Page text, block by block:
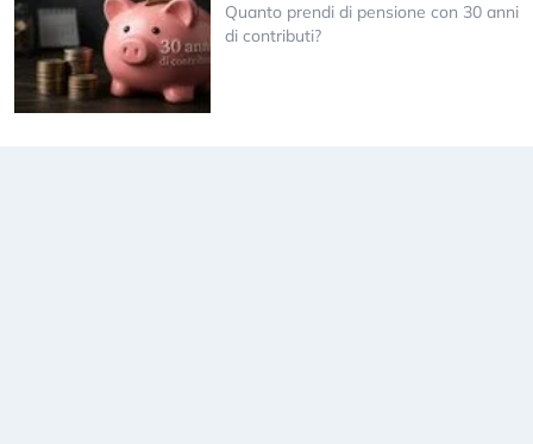
Quanto prendi di pensione con 30 anni
di contributi?